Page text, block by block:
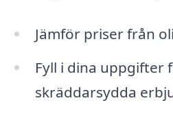
Jämför priser från
Fyll i dina uppgifter
skräddarsydda